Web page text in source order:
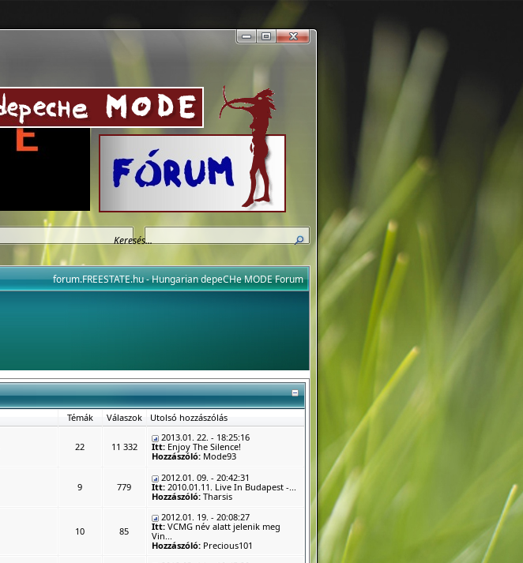
forum.FREESTATE.hu - Hungarian depeCHe MODE Forum
Témák Válaszok
Utolsó hozzászólás
22 11 332
2013.01. 22. - 18:25:16
Itt: Enjoy The Silence!
Hozzászóló: Mode93
9 779
2012.01. 09. - 20:42:31
Itt: 2010.01.11. Live In Budapest -...
Hozzászóló: Tharsis
10 85
2012.01. 19. - 20:08:27
Itt: VCMG név alatt jelenik meg
Vin...
Hozzászóló: Precious101